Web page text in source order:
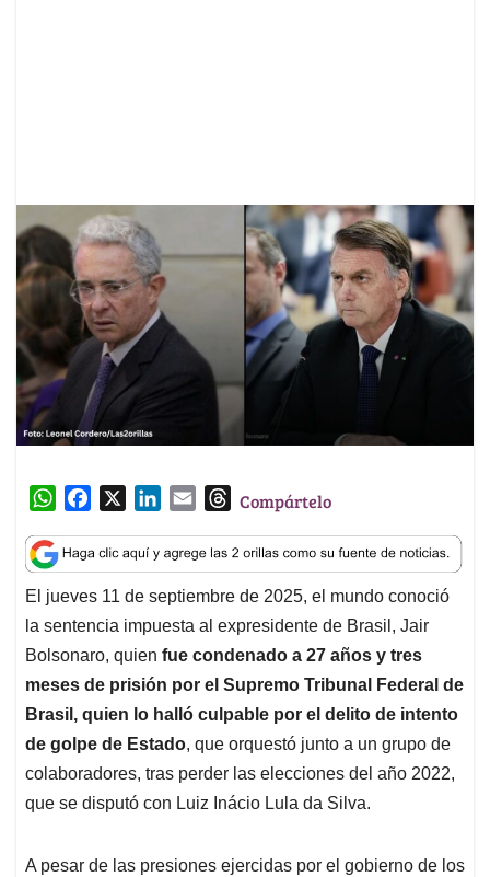
W
a
t
s
A
p
p
c
e
b
o
o
k
n
k
e
d
I
n
a
i
l
T
r
e
a
d
s
Compártelo
El jueves 11 de septiembre de 2025, el mundo conoció
la sentencia impuesta al expresidente de Brasil, Jair
Bolsonaro, quien fue condenado a 27 años y tres
meses de prisión por el Supremo Tribunal Federal de
Brasil, quien lo halló culpable por el delito de intento
de golpe de Estado, que orquestó junto a un grupo de
colaboradores, tras perder las elecciones del año 2022,
que se disputó con Luiz Inácio Lula da Silva.
A pesar de las presiones ejercidas por el gobierno de los